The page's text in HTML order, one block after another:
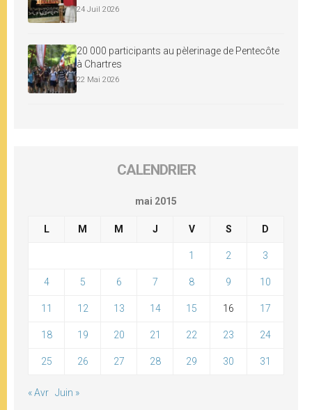
24 Juil 2026
20 000 participants au pèlerinage de Pentecôte
à Chartres
22 Mai 2026
CALENDRIER
mai 2015
L M M J V S D
1 2 3
4 5 6 7 8 9 10
11 12 13 14 15 16 17
18 19 20 21 22 23 24
25 26 27 28 29 30 31
« Avr Juin »